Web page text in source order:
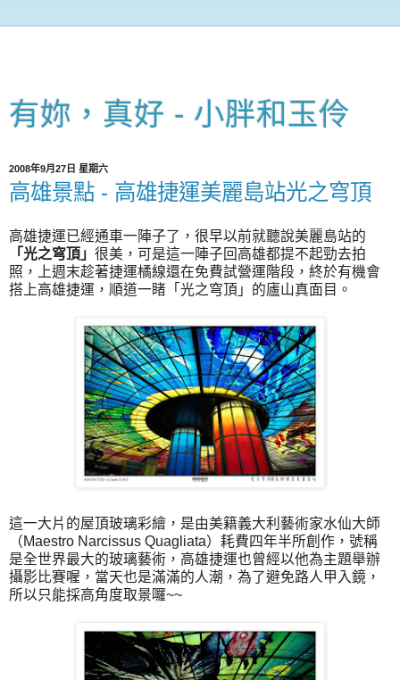
有妳，真好 - 小胖和玉伶
2008年9月27日 星期六
高雄景點 - 高雄捷運美麗島站光之穹頂
高雄捷運已經通車一陣子了，很早以前就聽說美麗島站的
「光之穹頂」 很美，可是這一陣子回高雄都提不起勁去拍
照，上週末趁著捷運橘線還在免費試營運階段，終於有機會
搭上高雄捷運，順道一睹 「光之穹頂」的廬山真面目。
這一大片的屋頂玻璃彩繪，是由美籍義大利藝術家水仙大師
（Maestro Narcissus Quagliata）耗費四年半所創作，號稱
是全世界最大的玻璃藝術，高雄捷運也曾經以他為主題舉辦
攝影比賽喔，當天也是滿滿的人潮，為了避免路人甲入鏡，
所以只能採高角度取景囉~~